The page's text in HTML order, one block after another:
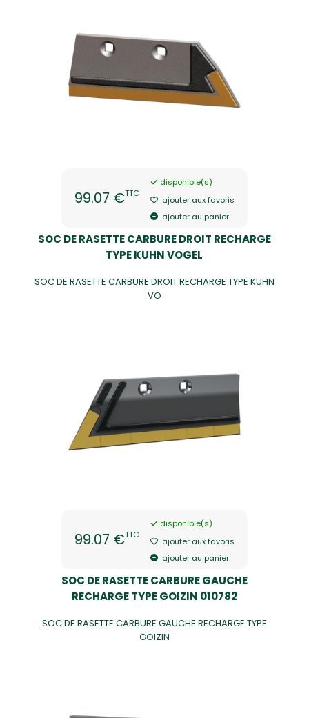
99.07 €TTC
disponible(s)
ajouter aux favoris
ajouter au panier
SOC DE RASETTE CARBURE DROIT RECHARGE
TYPE KUHN VOGEL
SOC DE RASETTE CARBURE DROIT RECHARGE TYPE KUHN
VO
99.07 €TTC
disponible(s)
ajouter aux favoris
ajouter au panier
SOC DE RASETTE CARBURE GAUCHE
RECHARGE TYPE GOIZIN 010782
SOC DE RASETTE CARBURE GAUCHE RECHARGE TYPE
GOIZIN